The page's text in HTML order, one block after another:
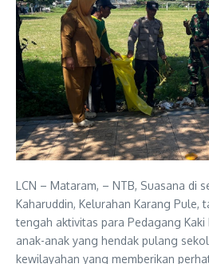
LCN – Mataram, – NTB, Suasana di
Kaharuddin, Kelurahan Karang Pule,
tengah aktivitas para Pedagang Kaki
anak-anak yang hendak pulang
kewilayahan yang memberikan